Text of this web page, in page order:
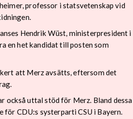
professor i statsvetenskap vid
Hendrik Wüst, ministerpresident i
en het kandidat till posten som
att Merz avsätts, eftersom det
också uttal stöd för Merz. Bland dessa
för CDU:s systerparti CSU i Bayern.